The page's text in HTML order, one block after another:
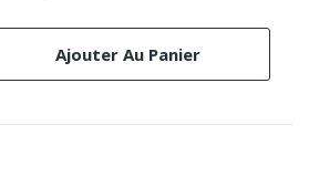
Ajouter Au Panier